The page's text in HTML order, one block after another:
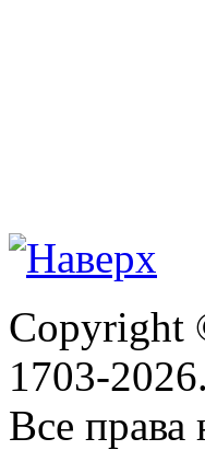
Copyright
1703-2026.
Все права